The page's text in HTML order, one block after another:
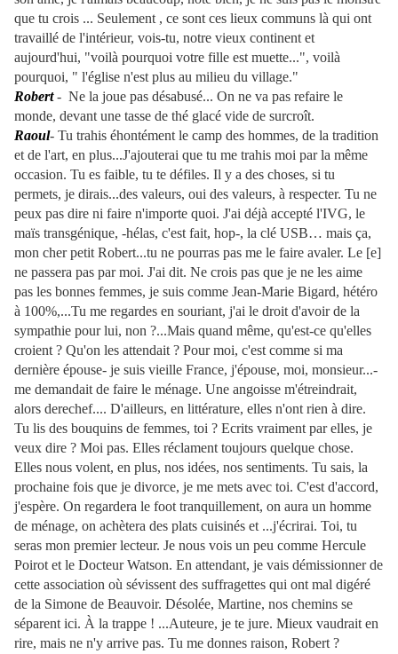
que tu crois ... Seulement , ce sont ces lieux communs là qui ont
travaillé de l'intérieur, vois-tu, notre vieux continent et
aujourd'hui, "voilà pourquoi votre fille est muette...", voilà
pourquoi, " l'église n'est plus au milieu du village."
Robert - Ne la joue pas désabusé... On ne va pas refaire le
monde, devant une tasse de thé glacé vide de surcroît.
Raoul- Tu trahis éhontément le camp des hommes, de la tradition
et de l'art, en plus...J'ajouterai que tu me trahis moi par la même
occasion. Tu es faible, tu te défiles. Il y a des choses, si tu
permets, je dirais...des valeurs, oui des valeurs, à respecter. Tu ne
peux pas dire ni faire n'importe quoi. J'ai déjà accepté l'IVG, le
maïs transgénique, -hélas, c'est fait, hop-, la clé USB… mais ça,
mon cher petit Robert...tu ne pourras pas me le faire avaler. Le [e]
ne passera pas par moi. J'ai dit. Ne crois pas que je ne les aime
pas les bonnes femmes, je suis comme Jean-Marie Bigard, hétéro
à 100%,...Tu me regardes en souriant, j'ai le droit d'avoir de la
sympathie pour lui, non ?...Mais quand même, qu'est-ce qu'elles
croient ? Qu'on les attendait ? Pour moi, c'est comme si ma
dernière épouse- je suis vieille France, j'épouse, moi, monsieur...-
me demandait de faire le ménage. Une angoisse m'étreindrait,
alors derechef.... D'ailleurs, en littérature, elles n'ont rien à dire.
Tu lis des bouquins de femmes, toi ? Ecrits vraiment par elles, je
veux dire ? Moi pas. Elles réclament toujours quelque chose.
Elles nous volent, en plus, nos idées, nos sentiments. Tu sais, la
prochaine fois que je divorce, je me mets avec toi. C'est d'accord,
j'espère. On regardera le foot tranquillement, on aura un homme
de ménage, on achètera des plats cuisinés et ...j'écrirai. Toi, tu
seras mon premier lecteur. Je nous vois un peu comme Hercule
Poirot et le Docteur Watson. En attendant, je vais démissionner de
cette association où sévissent des suffragettes qui ont mal digéré
de la Simone de Beauvoir. Désolée, Martine, nos chemins se
séparent ici. À la trappe ! ...Auteure, je te jure. Mieux vaudrait en
rire, mais ne n'y arrive pas. Tu me donnes raison, Robert ?